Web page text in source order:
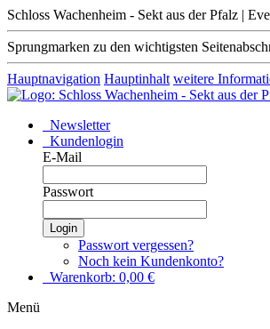
Schloss Wachenheim - Sekt aus der Pfalz |
Sprungmarken zu den wichtigsten
Hauptnavigation Hauptinhalt weitere
Newsletter
Kundenlogin
E-Mail
Passwort
Login
Passwort vergessen?
Noch kein Kundenkonto?
Warenkorb: 0,00 €
Menü